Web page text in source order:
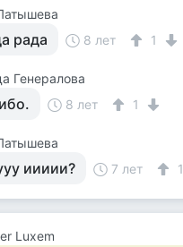
рада 8 лет 1
Генералова
8 лет 1
иииии? 7 лет 1
Luxem